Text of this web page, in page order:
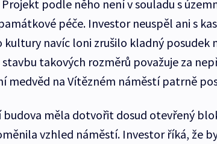
podle něho není v souladu s
péče. Investor neuspěl ani s
kultury navíc loni zrušilo kladný posudek
takových rozměrů považuje za
medvěd na Vítězném náměstí patrně
budova měla dotvořit dosud otevřený
vzhled náměstí. Investor říká, že